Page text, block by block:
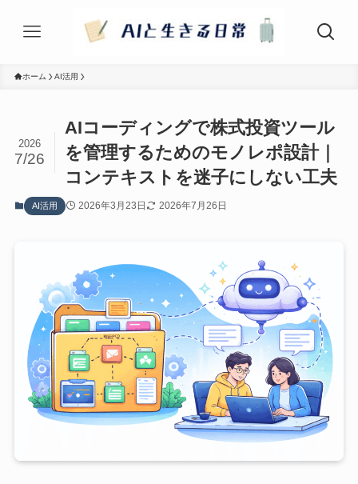
ホーム AI活用
AIコーディングで株式投資ツール
を管理するためのモノレポ設計｜
コンテキストを迷子にしない工夫
2026
7/26
AI活用 2026年3月23日 2026年7月26日